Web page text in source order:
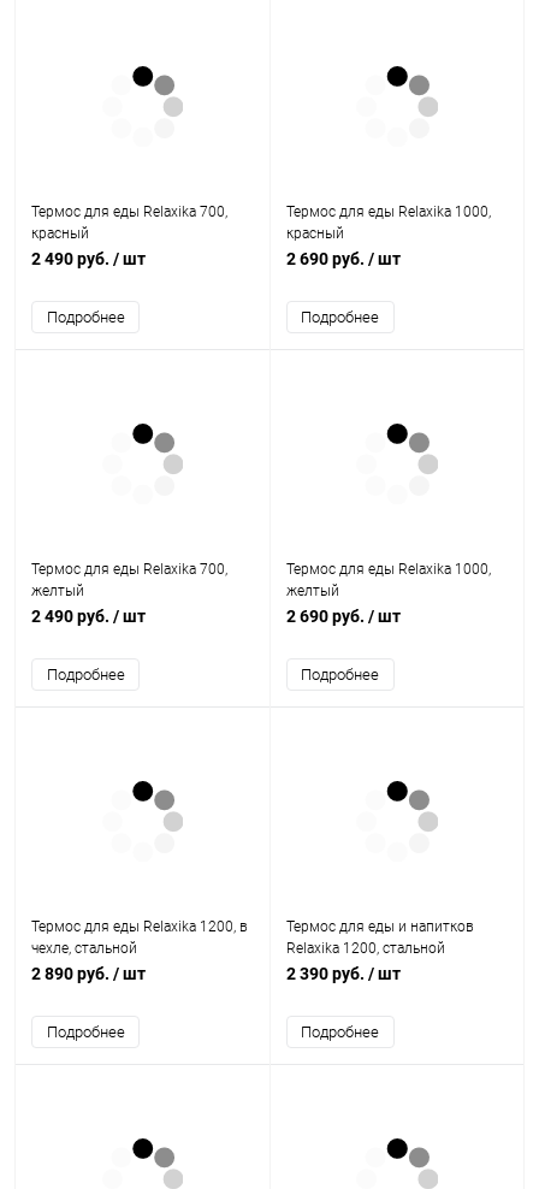
Термос для еды Relaxika 700,
красный
2 490 руб. / шт
Подробнее
Термос для еды Relaxika 1000,
красный
2 690 руб. / шт
Подробнее
Термос для еды Relaxika 700,
желтый
2 490 руб. / шт
Подробнее
Термос для еды Relaxika 1000,
желтый
2 690 руб. / шт
Подробнее
Термос для еды Relaxika 1200, в
чехле, стальной
2 890 руб. / шт
Подробнее
Термос для еды и напитков
Relaxika 1200, стальной
2 390 руб. / шт
Подробнее